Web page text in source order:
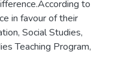
to
in favour of their
Social Studies,
Teaching Program,